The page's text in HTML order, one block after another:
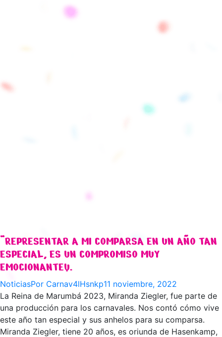
“REPRESENTAR A MI COMPARSA EN UN AÑO TAN
ESPECIAL, ES UN COMPROMISO MUY
EMOCIONANTE”.
NoticiasPor Carnav4lHsnkp11 noviembre, 2022
La Reina de Marumbá 2023, Miranda Ziegler, fue parte de
una producción para los carnavales. Nos contó cómo vive
este año tan especial y sus anhelos para su comparsa.
Miranda Ziegler, tiene 20 años, es oriunda de Hasenkamp,